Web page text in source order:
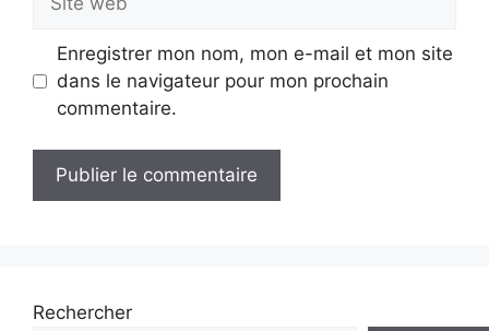
web
Enregistrer mon nom, mon e-mail et mon site
dans le navigateur pour mon prochain
commentaire.
Rechercher